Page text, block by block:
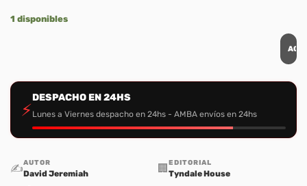
1 disponibles
⚡
DESPACHO EN 24HS
Lunes a Viernes despacho en 24hs - AMBA envíos en 24hs
✍️AUTOR
David Jeremiah 🏢 EDITORIAL
Tyndale House